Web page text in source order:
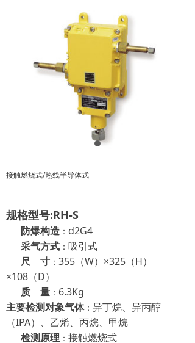
接触燃烧式/热线半导体式
规格型号:RH-S
防爆构造 ： d2G4
采气方式 ： 吸引式
尺 寸 ： 355（W）×325（H）
×108（D）
质 量 ： 6.3Kg
主要检测对象气体： 异丁烷、异丙醇
（IPA）、乙烯、丙烷、甲烷
检测原理 ： 接触燃烧式